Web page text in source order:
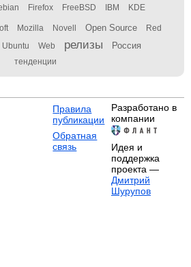
Firefox FreeBSD IBM KDE
Mozilla Novell Open Source Red
Ubuntu Web релизы Россия
тенденции
Правила
публикации
Обратная
связь
Разработано в
компании
Идея и
поддержка
проекта —
Дмитрий
Шурупов